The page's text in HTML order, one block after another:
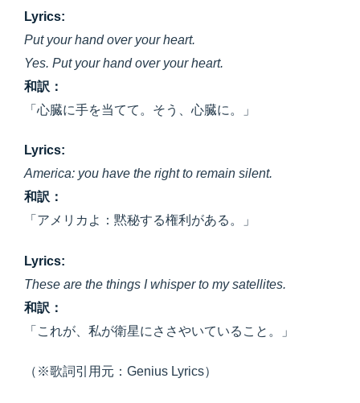
Lyrics:
Put your hand over your heart.
Yes. Put your hand over your heart.
和訳：
「心臓に手を当てて。そう、心臓に。」
Lyrics:
America: you have the right to remain silent.
和訳：
「アメリカよ：黙秘する権利がある。」
Lyrics:
These are the things I whisper to my satellites.
和訳：
「これが、私が衛星にささやいていること。」
（※歌詞引用元：Genius Lyrics）